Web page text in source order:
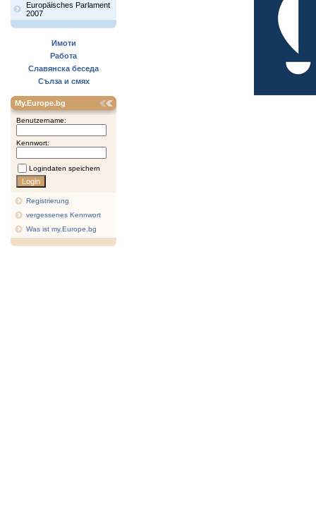
Europäisches Parlament
2007
Имоти
Работа
Славянска беседа
Сълза и смях
My.Europe.bg
Benutzername:
Kennwort:
Logindaten speichern
Registrierung
vergessenes Kennwort
Was ist my.Europe.bg